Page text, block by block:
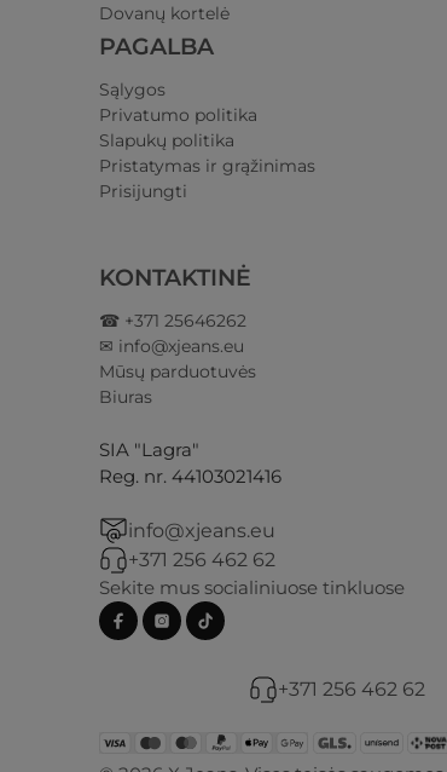
Dovanų kortelė
PAGALBA
Sąlygos
Privatumo politika​
Slapukų politika
Pristatymas ir grąžinimas​
Prisijungti​
KONTAKTINĖ
☎ +371 25646262
✉ info@xjeans.eu
Mūsų parduotuvės
Biuras
SIA "Lagra"
Reg. nr. 44103021416
info@xjeans.eu
+371 256 462 62
Sekite mus socialiniuose tinkluose
+371 256 462 62